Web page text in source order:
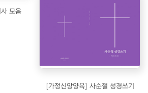
모음
[가정신앙양육] 사순절 성경쓰기